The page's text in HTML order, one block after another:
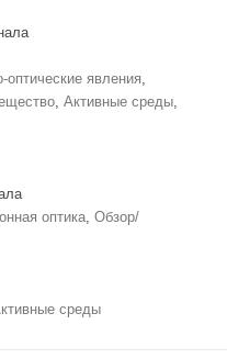
оптические явления,
, Активные среды,
оптика, Обзор/
среды